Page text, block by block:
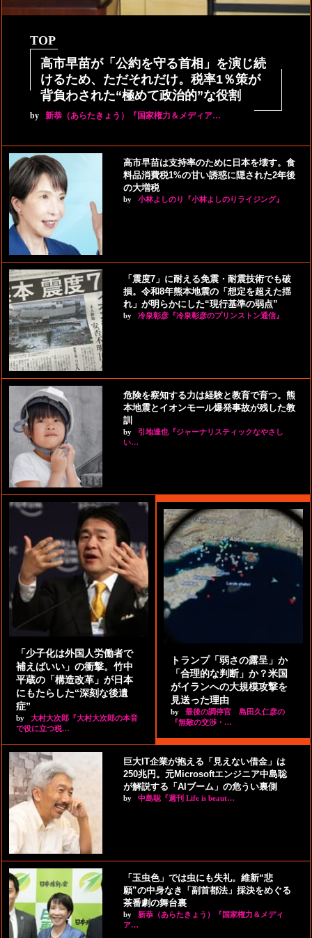
TOP
高市早苗が「公約を守る首相」を演じ続
けるため、ただそれだけ。税率1％策が
背負わされた“極めて政治的”な役割
by 新恭（あらたきょう）『国家権力＆メディア…
高市早苗は支持率のために日本を壊す。食
料品消費税1%の甘い誘惑に隠された2年後
の大増税
by 小林よしのり『小林よしのりライジング』
「震度7」に耐える免震・耐震技術でも破
損。令和8年熊本地震の「想定を超えた揺
れ」が明らかにした“現行基準の弱点”
by 冷泉彰彦『冷泉彰彦のプリンストン通信』
危険を察知する力は経験と教育で育つ。熊
本地震とイオンモール爆発事故が残した教
訓
by
引地達也『ジャーナリスティックなやさし
い…
「少子化は外国人労働者で
補えばいい」の衝撃。竹中
平蔵の「構造改革」が日本
にもたらした“深刻な後遺
症”
by
大村大次郎『大村大次郎の本音
で役に立つ税…
トランプ「弱さの露呈」か
「合理的な判断」か？米国
がイランへの大規模攻撃を
見送った理由
by
最後の調停官 島田久仁彦の
『無敵の交渉・…
巨大IT企業が抱える「見えない借金」は
250兆円。元Microsoftエンジニア中島聡
が解説する「AIブーム」の危うい裏側
by 中島聡『週刊 Life is beaut…
「玉虫色」では虫にも失礼。維新“悲
願”の中身なき「副首都法」採決をめぐる
茶番劇の舞台裏
by
新恭（あらたきょう）『国家権力＆メディ
ア…